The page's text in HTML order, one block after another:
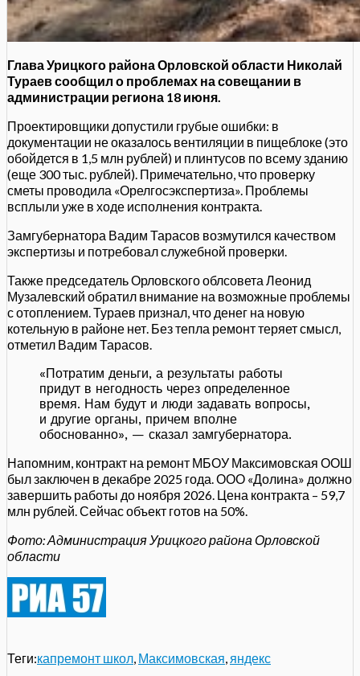
Глава Урицкого района Орловской области Николай
Тураев сообщил о проблемах на совещании в
администрации региона 18 июня.
Проектировщики допустили грубые ошибки: в
документации не оказалось вентиляции в пищеблоке (это
обойдется в 1,5 млн рублей) и плинтусов по всему зданию
(еще 300 тыс. рублей). Примечательно, что проверку
сметы проводила «Орелгосэкспертиза». Проблемы
всплыли уже в ходе исполнения контракта.
Замгубернатора Вадим Тарасов возмутился качеством
экспертизы и потребовал служебной проверки.
Также председатель Орловского облсовета Леонид
Музалевский обратил внимание на возможные проблемы
с отоплением. Тураев признал, что денег на новую
котельную в районе нет. Без тепла ремонт теряет смысл,
отметил Вадим Тарасов.
«Потратим деньги, а результаты работы
придут в негодность через определенное
время. Нам будут и люди задавать вопросы,
и другие органы, причем вполне
обоснованно», — сказал замгубернатора.
Напомним, контракт на ремонт МБОУ Максимовская ООШ
был заключен в декабре 2025 года. ООО «Долина» должно
завершить работы до ноября 2026. Цена контракта – 59,7
млн рублей. Сейчас объект готов на 50%.
Фото: Администрация Урицкого района Орловской
области
Теги:капремонт школ Максимовская яндекс